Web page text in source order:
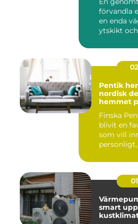
förvandla
en enda
ytskikt
Pentik
nordisk
hemmet
Finska
blivit en
som vill
personligt,
smart